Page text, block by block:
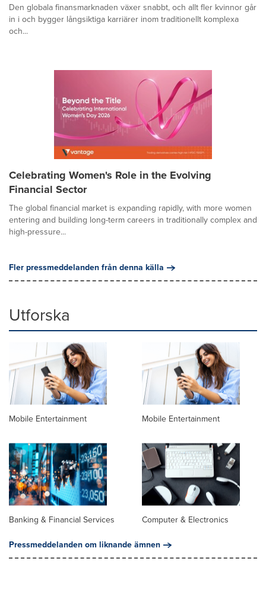
Den globala finansmarknaden växer snabbt, och allt fler kvinnor går
in i och bygger långsiktiga karriärer inom traditionellt komplexa
och...
Celebrating Women's Role in the Evolving
Financial Sector
The global financial market is expanding rapidly, with more women
entering and building long-term careers in traditionally complex and
high-pressure...
Fler pressmeddelanden från denna källa
Utforska
Mobile Entertainment Mobile Entertainment
Banking & Financial Services
Computer & Electronics
Pressmeddelanden om liknande ämnen